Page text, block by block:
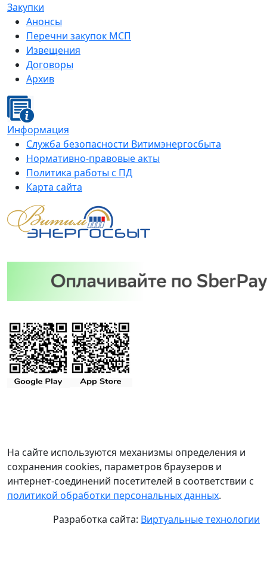
Закупки
Анонсы
Перечни закупок МСП
Извещения
Договоры
Архив
Информация
Служба безопасности Витимэнергосбыта
Нормативно-правовые акты
Политика работы с ПД
Карта сайта
На сайте используются механизмы определения и
сохранения cookies, параметров браузеров и
интернет-соединений посетителей в соответствии с
политикой обработки персональных данных.
Разработка сайта: Виртуальные технологии